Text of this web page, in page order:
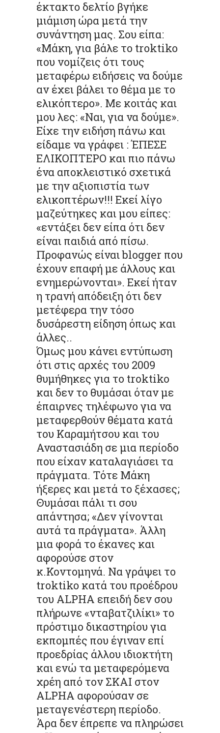
έκτακτο δελτίο βγήκε
μιάμιση ώρα μετά την
συνάντηση μας. Σου είπα:
«Μάκη, για βάλε το troktiko
που νομίζεις ότι τους
μεταφέρω ειδήσεις να δούμε
αν έχει βάλει το θέμα με το
ελικόπτερο». Με κοιτάς και
μου λες: «Ναι, για να δούμε».
Είχε την ειδήση πάνω και
είδαμε να γράφει : ΈΠΕΣΕ
ΕΛΙΚΟΠΤΕΡΟ και πιο πάνω
ένα αποκλειστικό σχετικά
με την αξιοπιστία των
ελικοπτέρων!!! Εκεί λίγο
μαζεύτηκες και μου είπες:
«εντάξει δεν είπα ότι δεν
είναι παιδιά από πίσω.
Προφανώς είναι blogger που
έχουν επαφή με άλλους και
ενημερώνονται». Εκεί ήταν
η τρανή απόδειξη ότι δεν
μετέφερα την τόσο
δυσάρεστη είδηση όπως και
άλλες..
Όμως μου κάνει εντύπωση
ότι στις αρχές του 2009
θυμήθηκες για το troktiko
και δεν το θυμάσαι όταν με
έπαιρνες τηλέφωνο για να
μεταφερθούν θέματα κατά
του Καραμήτσου και του
Αναστασιάδη σε μια περίοδο
που είχαν καταλαγιάσει τα
πράγματα. Τότε Μάκη
ήξερες και μετά το ξέχασες;
Θυμάσαι πάλι τι σου
απάντησα; «Δεν γίνονται
αυτά τα πράγματα». Άλλη
μια φορά το έκανες και
αφορούσε στον
κ.Κοντομηνά. Να γράψει το
troktiko κατά του προέδρου
του ALPHA επειδή δεν σου
πλήρωνε «νταβατζιλίκι» το
πρόστιμο δικαστηρίου για
εκπομπές που έγιναν επί
προεδρίας άλλου ιδιοκτήτη
και ενώ τα μεταφερόμενα
χρέη από τον ΣΚΑΙ στον
ALPHA αφορούσαν σε
μεταγενέστερη περίοδο.
Άρα δεν έπρεπε να πληρώσει